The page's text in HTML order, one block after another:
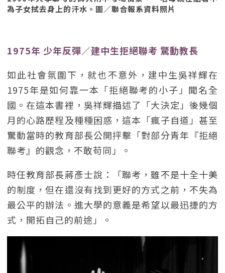
為子女拭去身上的汗水。圖／聯合報系資料照片
1975年 少年反彈／建中生拒絕聯考 驚動教長
如此社會氛圍下，就也不意外，建中生吳祥輝在
1975年是如何靠一本「拒絕聯考的小子」聞名全
國。在這本書裡，吳祥輝描述了「大決定」後幾個
月的心路歷程及種種困惑，這本「瘋子自道」甚至
驚動當時的教育部長公開抨擊「對部分青年『拒絕
聯考』的觀念，不敢苟同」。
時任教育部長蔣彥士說：「聯考，雖不是十全十美
的制度，但在還沒有找到更好的方式之前，不失為
最公平的辦法。進大學的意義是希望以最迅捷的方
式，開拓自己的前途」。